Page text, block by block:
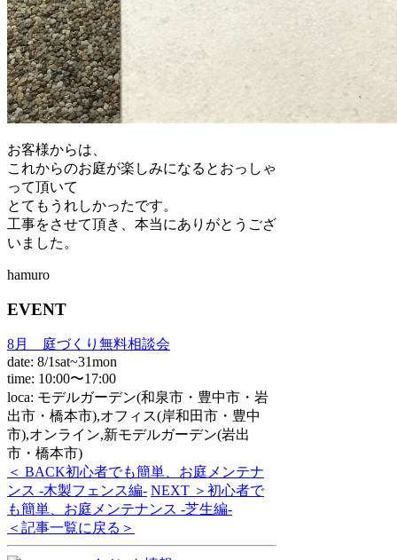
お客様からは、
これからのお庭が楽しみになるとおっしゃ
って頂いて
とてもうれしかったです。
工事をさせて頂き、本当にありがとうござ
いました。
hamuro
EVENT
8月 庭づくり無料相談会
date: 8/1sat~31mon
time: 10:00〜17:00
loca: モデルガーデン(和泉市・豊中市・岩
出市・橋本市),オフィス(岸和田市・豊中
市),オンライン,新モデルガーデン(岩出
市・橋本市)
＜ BACK初心者でも簡単、お庭メンテナ
ンス -木製フェンス編- NEXT ＞ 初心者で
も簡単、お庭メンテナンス -芝生編-
＜記事一覧に戻る＞